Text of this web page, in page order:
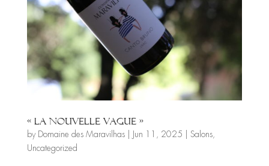
« La nouvelle vague »
by Domaine des Maravilhas| Jun 11, 2025 Salons,
Uncategorized